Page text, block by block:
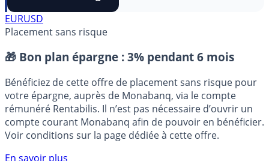
⭐️ Suivre sur Google
EURUSD
Placement sans risque
🎁 Bon plan épargne : 3% pendant 6 mois
Bénéficiez de cette offre de placement sans risque pour
votre épargne, auprès de Monabanq, via le compte
rémunéré Rentabilis. Il n’est pas nécessaire d’ouvrir un
compte courant Monabanq afin de pouvoir en bénéficier.
Voir conditions sur la page dédiée à cette offre.